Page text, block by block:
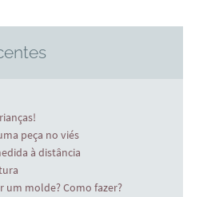
peça no viés
à distância
um molde? Como fazer?